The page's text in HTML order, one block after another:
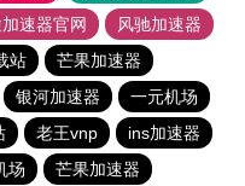
速器官网
风驰加速器
站
芒果加速器
银河加速器
一元机场
老王vnp
ins加速器
场 芒果加速器